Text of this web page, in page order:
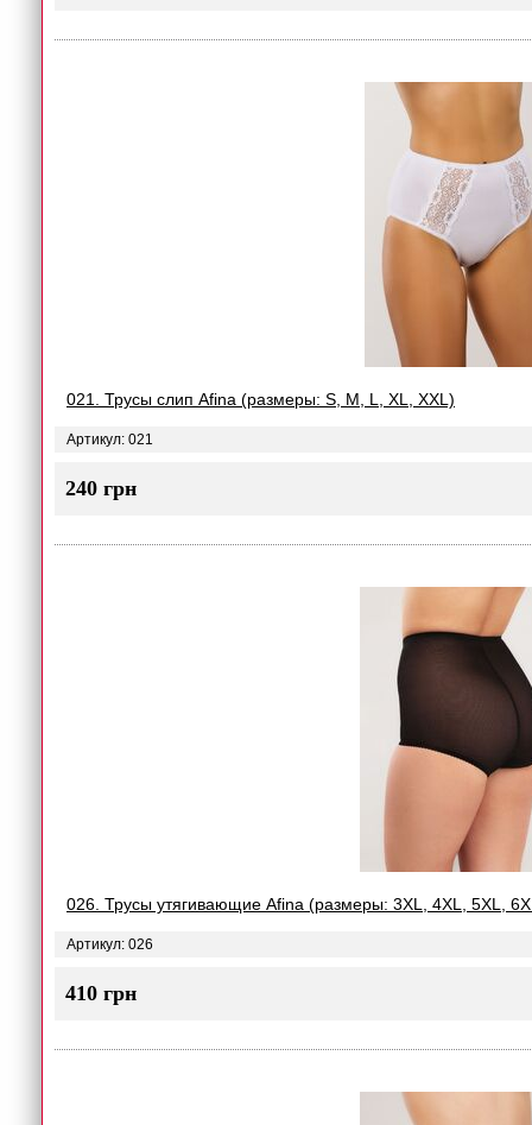
021. Трусы слип Afina (размеры: S, M, L, XL, XXL)
Артикул: 021
240 грн
026. Трусы утягивающие Afina (размеры: 3XL, 4XL, 5XL,
Артикул: 026
410 грн